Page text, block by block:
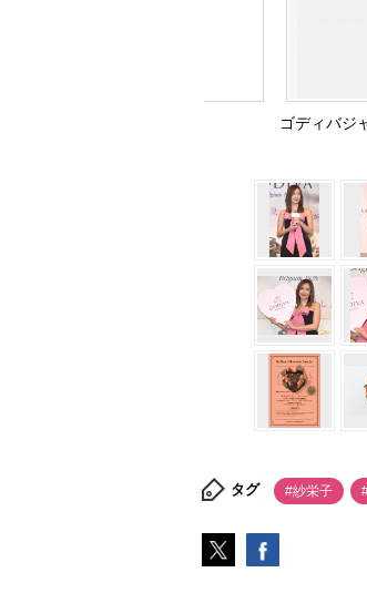
ゴディバジ
タグ #紗栄子